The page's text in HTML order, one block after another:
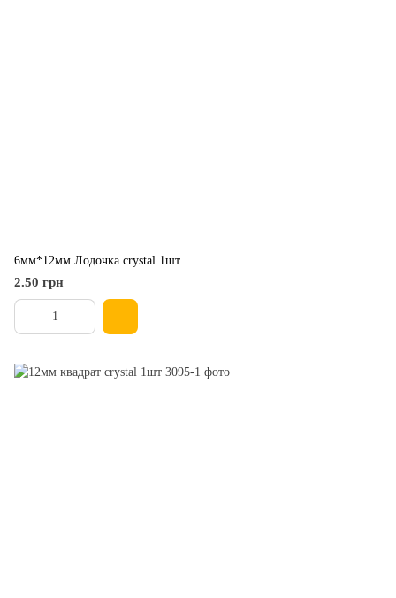
6мм*12мм Лодочка crystal 1шт.
2.50 грн